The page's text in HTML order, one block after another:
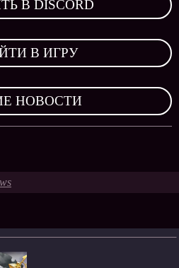
В DISCORD
В ИГРУ
НОВОСТИ